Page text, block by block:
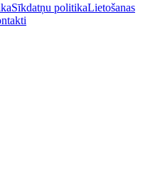
Sīkdatņu politikaLietošanas